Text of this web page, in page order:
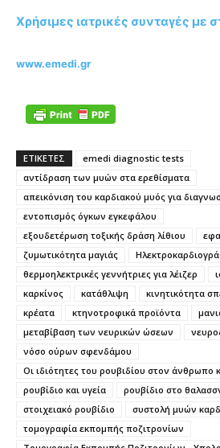
Χρήσιμες ιατρικές συνταγές με
www.emedi.gr
ΕΤΙΚΕΤΕΣ
emedi diagnostic tests
αντίδραση των μυών στα ερεθίσματα
απεικόνιση του καρδιακού μυός για
εντοπισμός όγκων εγκεφάλου
εξουδετέρωση τοξικής δράση λίθιου
ζυμωτικότητα μαγιάς
θερμοηλεκτρικές γεννήτριες για λέιζερ
καρκίνος
κατάθλιψη
κινητικότητα
κρέατα
κτηνοτροφικά προϊόντα
μεταβίβαση των νευρικών ώσεων
νόσο ούρων σφενδάμου
Οι ιδιότητες του ρουβιδίου στον άνθρωπο
ρουβίδιο και υγεία
ρουβίδιο στο
στοιχειακό ρουβίδιο
συστολή μυών
τομογραφία εκπομπής ποζιτρονίων